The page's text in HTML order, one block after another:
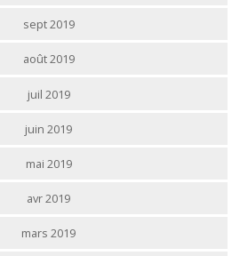
sept 2019
août 2019
juil 2019
juin 2019
mai 2019
avr 2019
mars 2019